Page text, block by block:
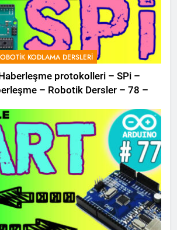
KODLAMA DERSLERI
protokolleri – SPi –
Senkron Haberleşme – Robotik Dersler – 78 –